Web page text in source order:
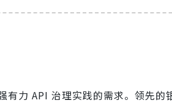
有力 API 治理实践的需求。领先